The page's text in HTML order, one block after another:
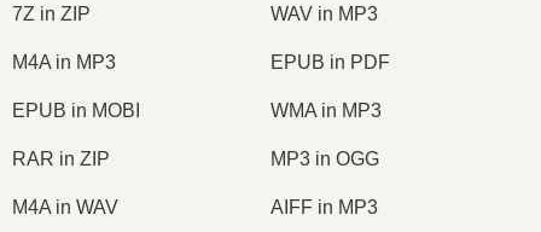
7Z in ZIP WAV in MP3
M4A in MP3 EPUB in PDF
EPUB in MOBI WMA in MP3
RAR in ZIP MP3 in OGG
M4A in WAV AIFF in MP3